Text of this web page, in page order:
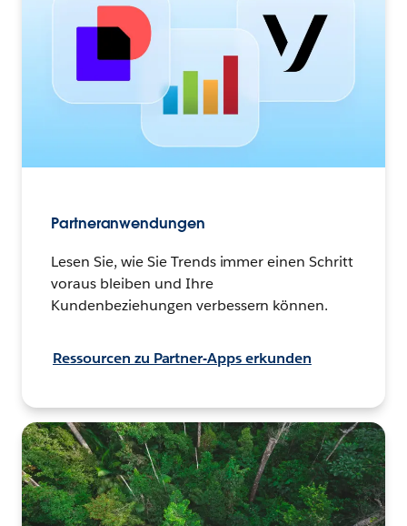
Partneranwendungen
Lesen Sie, wie Sie Trends immer einen Schritt
voraus bleiben und Ihre
Kundenbeziehungen verbessern können.
Ressourcen zu Partner-Apps erkunden